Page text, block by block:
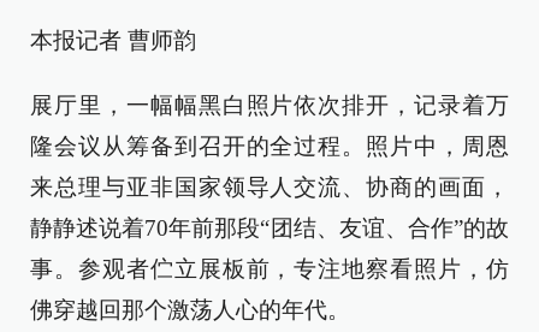
本报记者 曹师韵
展厅里，一幅幅黑白照片依次排开，记录着万
隆会议从筹备到召开的全过程。照片中，周恩
来总理与亚非国家领导人交流、协商的画面，
静静述说着70年前那段“团结、友谊、合作”的故
事。参观者伫立展板前，专注地察看照片，仿
佛穿越回那个激荡人心的年代。